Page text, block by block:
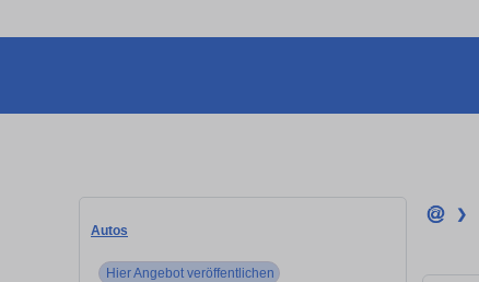
Autos
Hier Angebot veröffentlichen
❯